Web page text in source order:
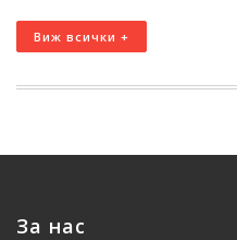
Виж всички +
За нас